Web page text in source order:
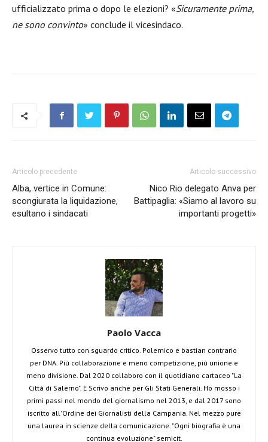
ufficializzato prima o dopo le elezioni? «Sicuramente prima,
ne sono convinto» conclude il vicesindaco.
Articolo precedente
Alba, vertice in Comune:
scongiurata la liquidazione,
esultano i sindacati
Articolo successivo
Nico Rio delegato Anva per
Battipaglia: «Siamo al lavoro su
importanti progetti»
Paolo Vacca
Osservo tutto con sguardo critico. Polemico e bastian contrario
per DNA. Più collaborazione e meno competizione, più unione e
meno divisione. Dal 2020 collaboro con il quotidiano cartaceo "La
Città di Salerno". E Scrivo anche per Gli Stati Generali. Ho mosso i
primi passi nel mondo del giornalismo nel 2013, e dal 2017 sono
iscritto all'Ordine dei Giornalisti della Campania. Nel mezzo pure
una laurea in scienze della comunicazione. "Ogni biografia è una
continua evoluzione" semicit.